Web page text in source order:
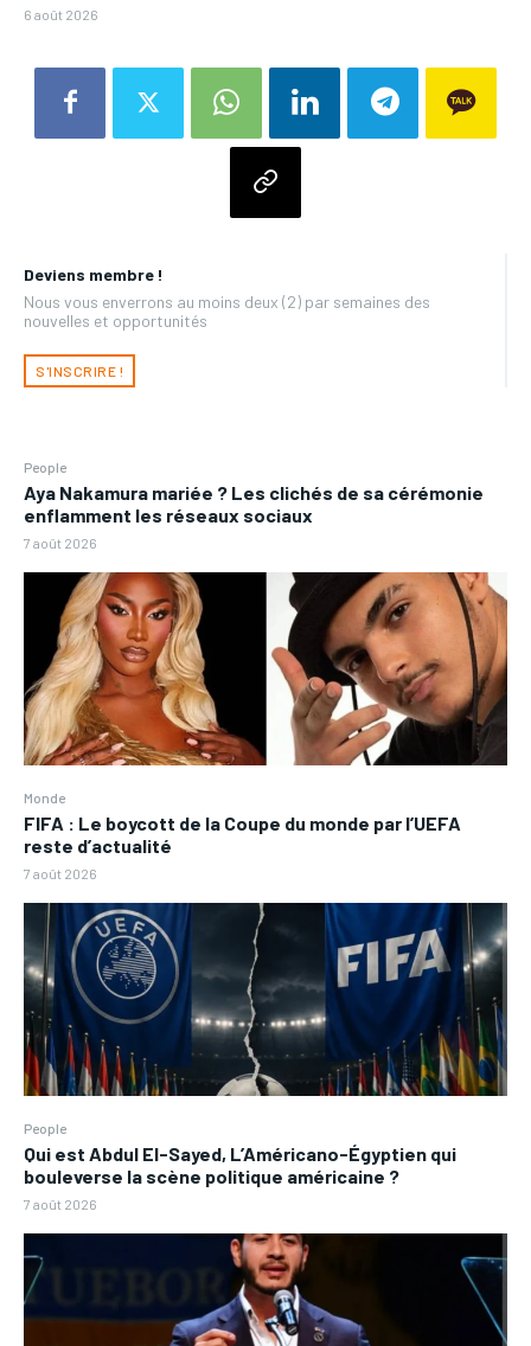
Deviens membre !
Nous vous enverrons au moins deux (2) par semaines des
nouvelles et opportunités
S'INSCRIRE !
People
Aya Nakamura mariée ? Les clichés de sa cérémonie
enflamment les réseaux sociaux
7 août 2026
Monde
FIFA : Le boycott de la Coupe du monde par l’UEFA
reste d’actualité
7 août 2026
People
Qui est Abdul El-Sayed, L’Américano-Égyptien qui
bouleverse la scène politique américaine ?
7 août 2026
6 août 2026